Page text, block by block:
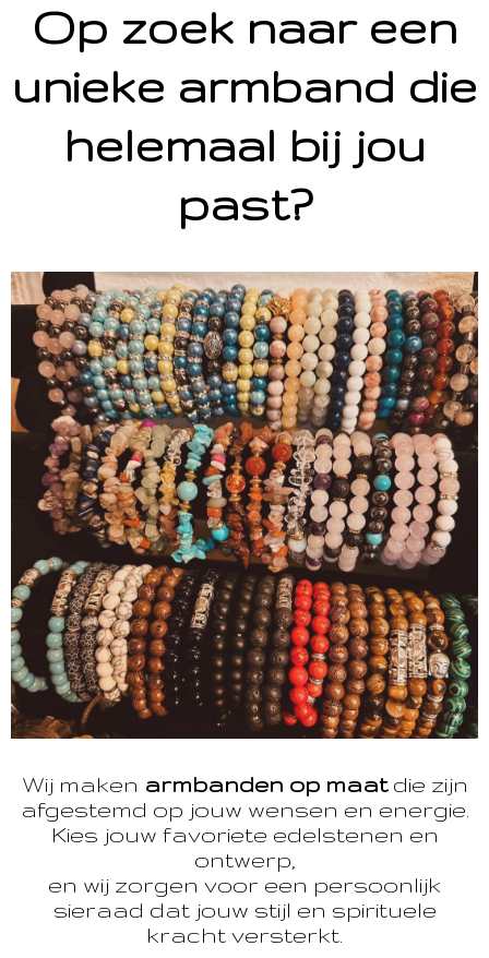
Op zoek naar een
unieke armband die
helemaal bij jou
past?
Wij maken armbanden op maatdie zijn
afgestemd op jouw wensen en energie.
Kies jouw favoriete edelstenen en
ontwerp,
en wij zorgen voor een persoonlijk
sieraad dat jouw stijl en spirituele
kracht versterkt.